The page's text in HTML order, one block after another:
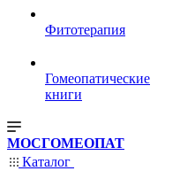
Фитотерапия
Гомеопатические
книги
МОСГОМЕОПАТ
Каталог